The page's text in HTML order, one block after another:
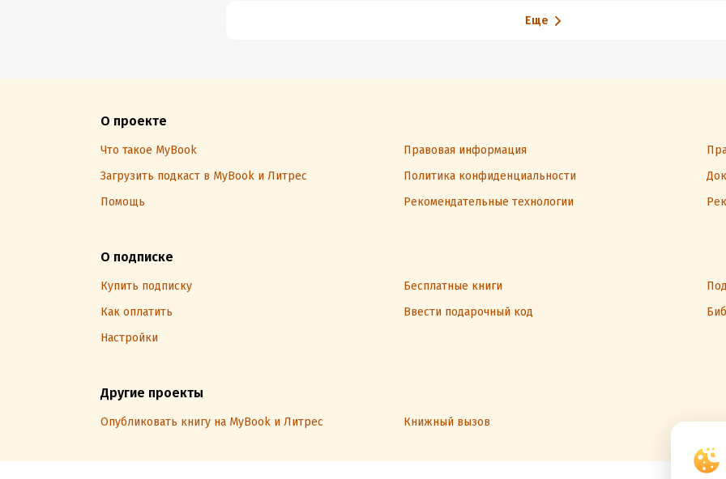
Еще
О проекте
Что такое MyBook Правовая информация
Загрузить подкаст в MyBook и Литрес
Политика конфиденциальности
Помощь
Рекомендательные технологии
О подписке
Купить подписку Бесплатные книги
Как оплатить
Ввести подарочный код
Настройки
Другие проекты
Опубликовать книгу на MyBook и Литрес Книжный вызов